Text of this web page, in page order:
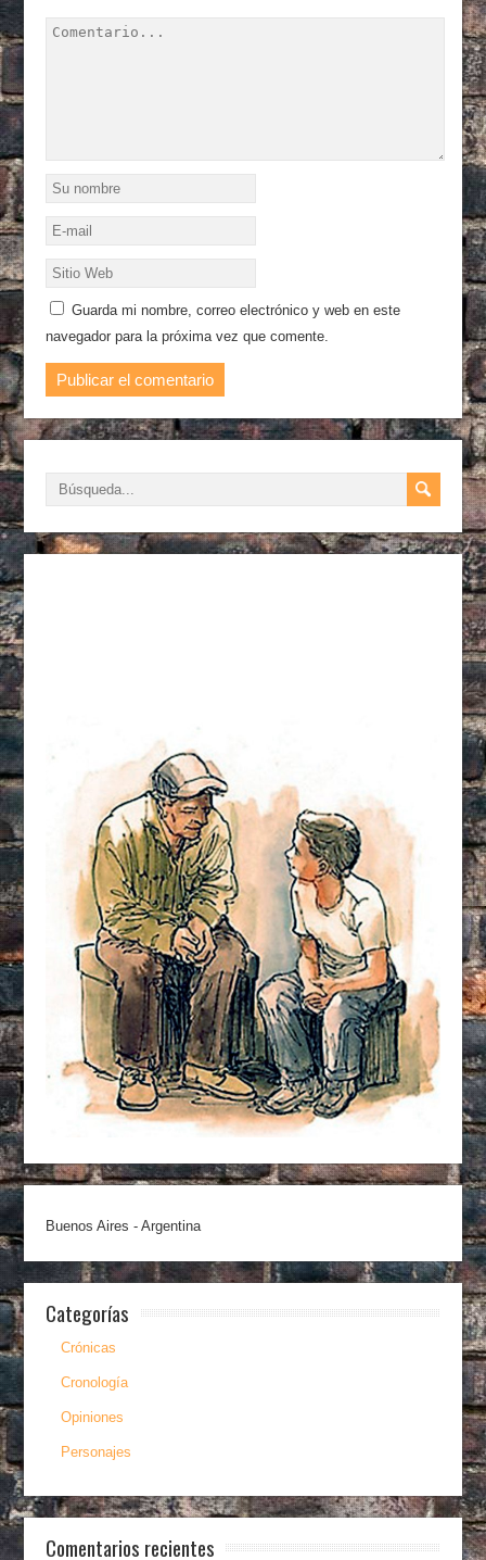
Guarda mi nombre, correo electrónico y web en este
navegador para la próxima vez que comente.
Buenos Aires - Argentina
Categorías
Crónicas
Cronología
Opiniones
Personajes
Comentarios recientes